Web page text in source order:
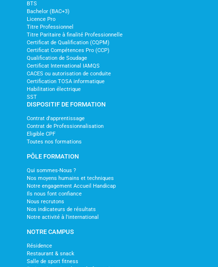
BTS
Bachelor (BAC+3)
Licence Pro
Titre Professionnel
Titre Paritaire à finalité Professionnelle
Certificat de Qualification (CQPM)
Certificat Compétences Pro (CCP)
Qualification de Soudage
Certificat International IAMQS
CACES ou autorisation de conduite
Certification TOSA informatique
Habilitation électrique
SST
DISPOSITIF DE FORMATION
Contrat d'apprentissage
Contrat de Professionnalisation
Eligible CPF
Toutes nos formations
PÔLE FORMATION
Qui sommes-Nous ?
Nos moyens humains et techniques
Notre engagement Accueil Handicap
Ils nous font confiance
Nous recrutons
Nos indicateurs de résultats
Notre activité à l'international
NOTRE CAMPUS
Résidence
Restaurant & snack
Salle de sport fitness